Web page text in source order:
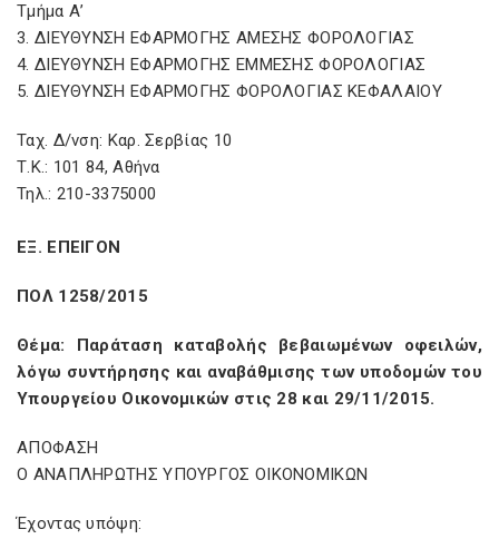
Τμήμα Α’
3. ΔΙΕΥΘΥΝΣΗ ΕΦΑΡΜΟΓΗΣ ΑΜΕΣΗΣ ΦΟΡΟΛΟΓΙΑΣ
4. ΔΙΕΥΘΥΝΣΗ ΕΦΑΡΜΟΓΗΣ ΕΜΜΕΣΗΣ ΦΟΡΟΛΟΓΙΑΣ
5. ΔΙΕΥΘΥΝΣΗ ΕΦΑΡΜΟΓΗΣ ΦΟΡΟΛΟΓΙΑΣ ΚΕΦΑΛΑΙΟΥ
Ταχ. Δ/νση: Καρ. Σερβίας 10
Τ.Κ.: 101 84, Αθήνα
Τηλ.: 210-3375000
ΕΞ. ΕΠΕΙΓΟΝ
ΠΟΛ 1258/2015
Θέμα: Παράταση καταβολής βεβαιωμένων οφειλών,
λόγω συντήρησης και αναβάθμισης των υποδομών του
Υπουργείου Οικονομικών στις 28 και 29/11/2015.
ΑΠΟΦΑΣΗ
Ο ΑΝΑΠΛΗΡΩΤΗΣ ΥΠΟΥΡΓΟΣ ΟΙΚΟΝΟΜΙΚΩΝ
Έχοντας υπόψη: